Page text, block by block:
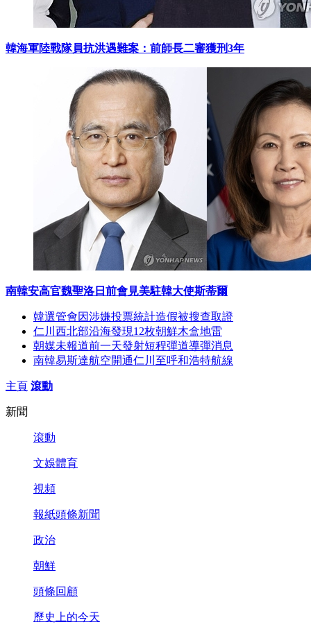
韓海軍陸戰隊員抗洪遇難案：前師長二審獲刑3年
南韓安高官魏聖洛日前會見美駐韓大使斯蒂爾
韓選管會因涉嫌投票統計造假被搜查取證
仁川西北部沿海發現12枚朝鮮木盒地雷
朝媒未報道前一天發射短程彈道導彈消息
南韓易斯達航空開通仁川至呼和浩特航線
主頁 滾動
新聞
滾動
文娛體育
視頻
報紙頭條新聞
政治
朝鮮
頭條回顧
歷史上的今天